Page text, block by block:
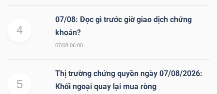
4
07/08: Đọc gì trước giờ giao dịch chứng
khoán?
07/08 06:00
5
Thị trường chứng quyền ngày 07/08/2026:
Khối ngoại quay lại mua ròng